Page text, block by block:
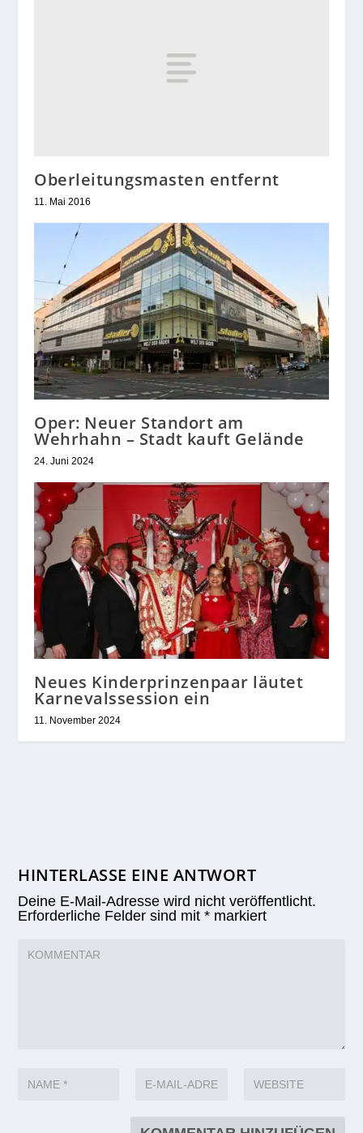
Oberleitungsmasten entfernt
11. Mai 2016
Oper: Neuer Standort am
Wehrhahn – Stadt kauft Gelände
24. Juni 2024
Neues Kinderprinzenpaar läutet
Karnevalssession ein
11. November 2024
HINTERLASSE EINE ANTWORT
Deine E-Mail-Adresse wird nicht veröffentlicht.
Erforderliche Felder sind mit* markiert